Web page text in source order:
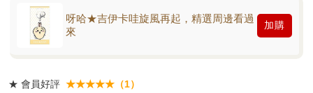
呀哈★吉伊卡哇旋風再起，精選周邊看過
來
加購
★ 會員好評 ★★★★★（1）